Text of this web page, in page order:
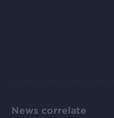
News correlate